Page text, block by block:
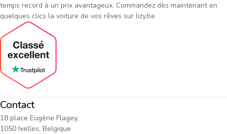
temps record à un prix avantageux. Commandez dès maintenant en
quelques clics la voiture de vos rêves sur lizy.be
Contact
18 place Eugène Flagey,
1050 Ixelles, Belgique